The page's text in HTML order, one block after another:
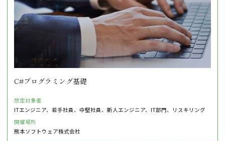
C#プログラミング基礎
想定対象者
ITエンジニア、若手社員、中堅社員、新人エンジニア、IT部門、リスキリング
開催場所
熊本ソフトウェア株式会社